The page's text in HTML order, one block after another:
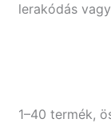
lerakódás
1–40 termék,